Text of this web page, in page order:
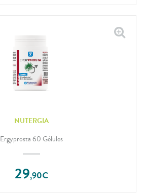
NUTERGIA
Ergyprosta 60 Gélules
29,90€